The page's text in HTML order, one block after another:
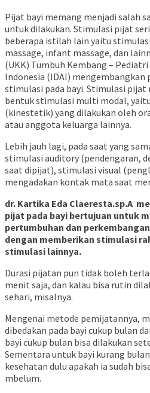
Pijat bayi memang menjadi salah
untuk dilakukan. Stimulasi pijat
beberapa istilah lain yaitu
massage, infant massage, dan
(UKK) Tumbuh Kembang –
Indonesia (IDAI)
stimulasi pada bayi. Stimulasi pijat
bentuk stimulasi multi modal,
(kinestetik) yang dilakukan oleh
atau anggota keluarga lainnya.
Lebih jauh lagi, pada saat yang
stimulasi auditory (pendengaran,
saat dipijat), stimulasi visual
mengadakan kontak mata saat
dr. Kartika Eda Claeresta.sp.A
pijat pada bayi bertujuan untuk
pertumbuhan dan
dengan memberikan stimulasi
stimulasi lainnya.
Durasi pijatan pun tidak boleh
menit saja, dan kalau bisa rutin
sehari, misalnya.
Mengenai metode pemijatannya,
dibedakan pada bayi cukup bulan
bayi cukup bulan bisa dilakukan
Sementara untuk bayi kurang
kesehatan dulu apakah ia sudah
mbelum.